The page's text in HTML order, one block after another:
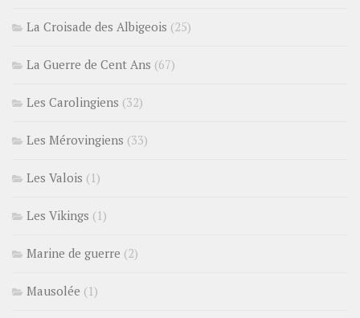
La Croisade des Albigeois (25)
La Guerre de Cent Ans (67)
Les Carolingiens (32)
Les Mérovingiens (33)
Les Valois (1)
Les Vikings (1)
Marine de guerre (2)
Mausolée (1)